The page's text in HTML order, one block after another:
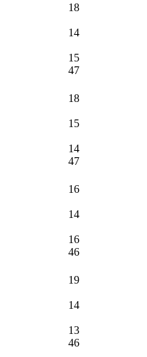
18
14
15
47
18
15
14
47
16
14
16
46
19
14
13
46